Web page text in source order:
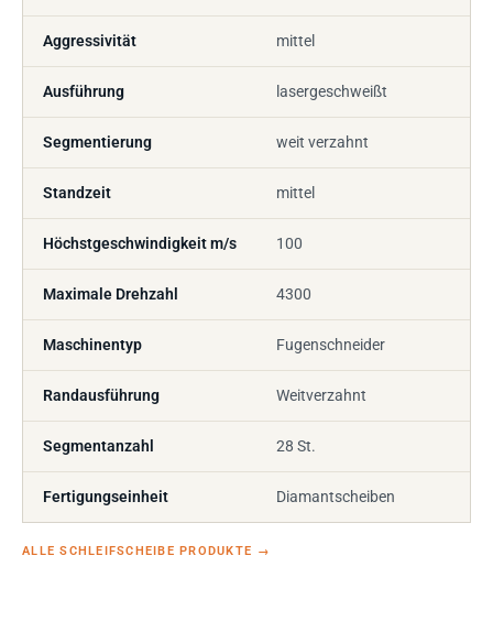
Aggressivität mittel
Ausführung lasergeschweißt
Segmentierung weit verzahnt
Standzeit mittel
Höchstgeschwindigkeit m/s 100
Maximale Drehzahl 4300
Maschinentyp Fugenschneider
Randausführung Weitverzahnt
Segmentanzahl 28 St.
Fertigungseinheit Diamantscheiben
ALLE SCHLEIFSCHEIBE PRODUKTE →